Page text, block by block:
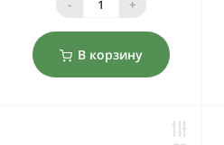
- +
В корзину